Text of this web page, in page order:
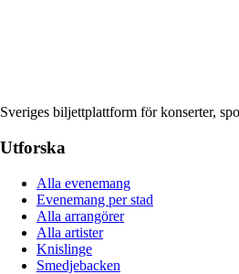
Sveriges biljettplattform för konserter,
Utforska
Alla evenemang
Evenemang per stad
Alla arrangörer
Alla artister
Knislinge
Smedjebacken